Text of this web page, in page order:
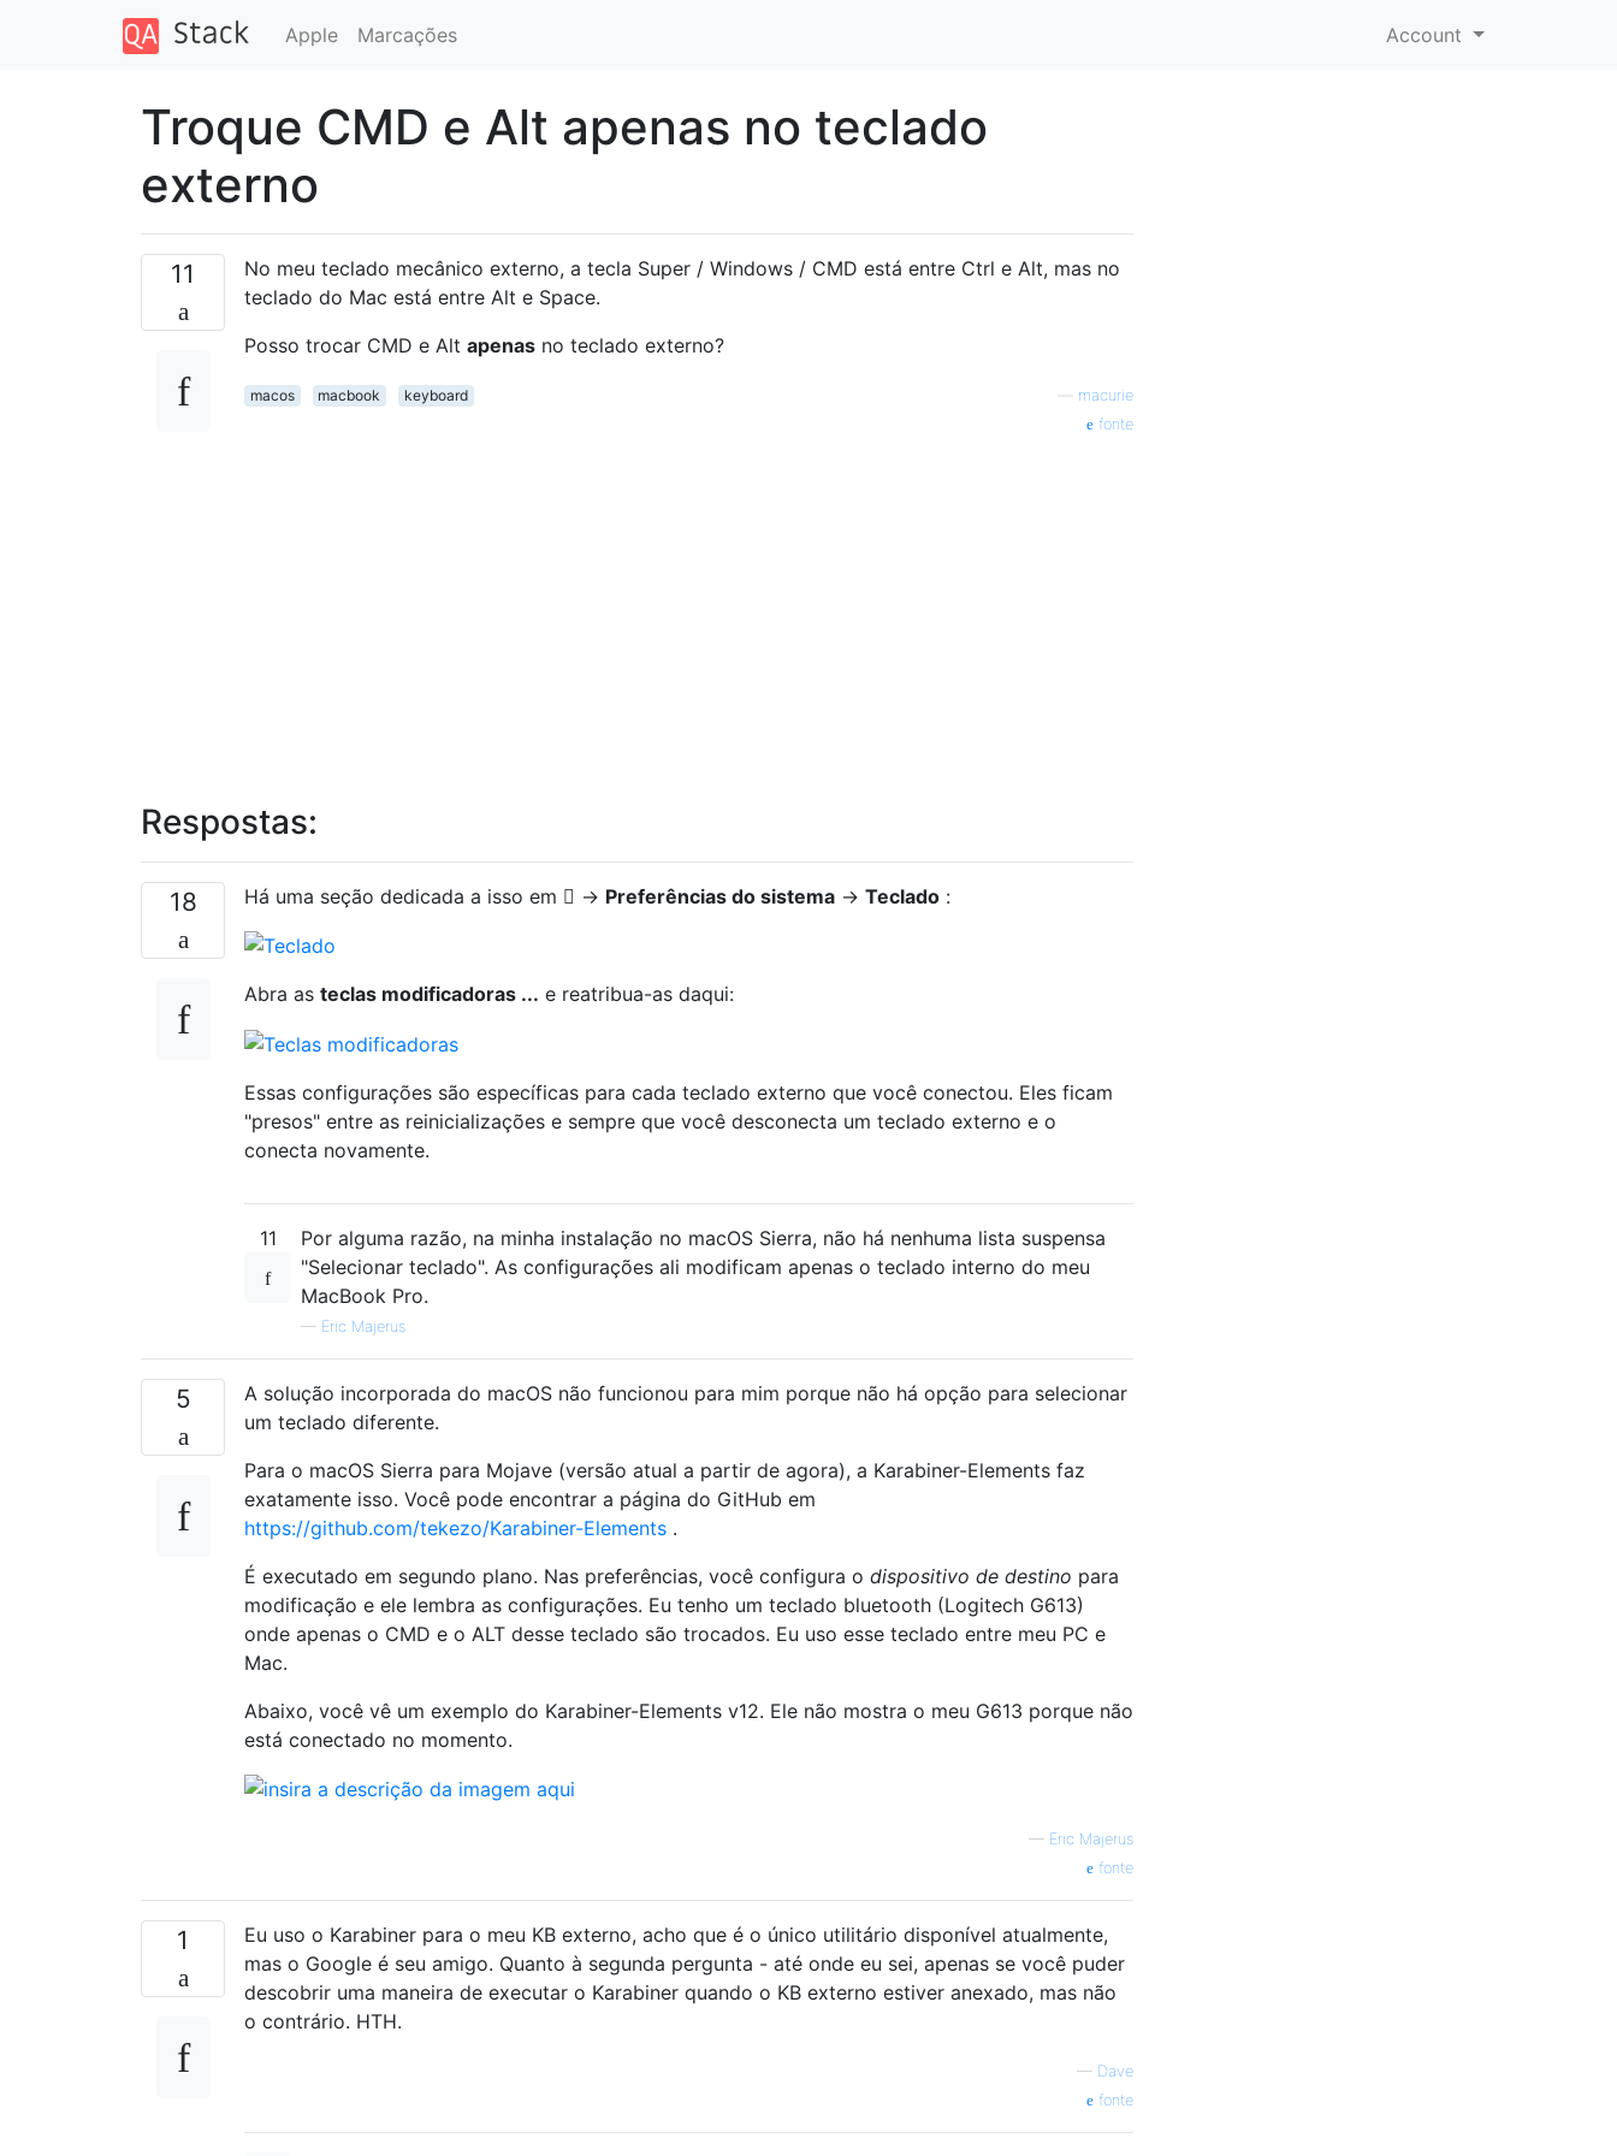
Apple Marcações Account
Troque CMD e Alt apenas no teclado
externo
11
No meu teclado mecânico externo, a tecla Super / Windows / CMD está entre Ctrl e Alt, mas no
teclado do Mac está entre Alt e Space.
Posso trocar CMD e Alt apenas no teclado externo?
macos macbook keyboard
macurie
fonte
Respostas:
18 Há uma seção dedicada a isso em  → Preferências do sistema → Teclado :
Abra as teclas modificadoras ... e reatribua-as daqui:
Essas configurações são específicas para cada teclado externo que você conectou. Eles ficam
"presos" entre as reinicializações e sempre que você desconecta um teclado externo e o
conecta novamente.
11
Por alguma razão, na minha instalação no macOS Sierra, não há nenhuma lista suspensa
"Selecionar teclado". As configurações ali modificam apenas o teclado interno do meu
MacBook Pro.
— Eric Majerus
5
A solução incorporada do macOS não funcionou para mim porque não há opção para selecionar
um teclado diferente.
Para o macOS Sierra para Mojave (versão atual a partir de agora), a Karabiner-Elements faz
exatamente isso. Você pode encontrar a página do GitHub em
https://github.com/tekezo/Karabiner-Elements .
É executado em segundo plano. Nas preferências, você configura o dispositivo de destino para
modificação e ele lembra as configurações. Eu tenho um teclado bluetooth (Logitech G613)
onde apenas o CMD e o ALT desse teclado são trocados. Eu uso esse teclado entre meu PC e
Mac.
Abaixo, você vê um exemplo do Karabiner-Elements v12. Ele não mostra o meu G613 porque não
está conectado no momento.
— Eric Majerus
fonte
1
Eu uso o Karabiner para o meu KB externo, acho que é o único utilitário disponível atualmente,
mas o Google é seu amigo. Quanto à segunda pergunta - até onde eu sei, apenas se você puder
descobrir uma maneira de executar o Karabiner quando o KB externo estiver anexado, mas não
o contrário. HTH.
— Dave
fonte